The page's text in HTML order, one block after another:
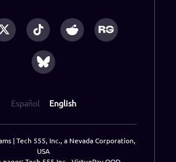
Español English
| Tech 555, Inc., a Nevada Corporation,
USA